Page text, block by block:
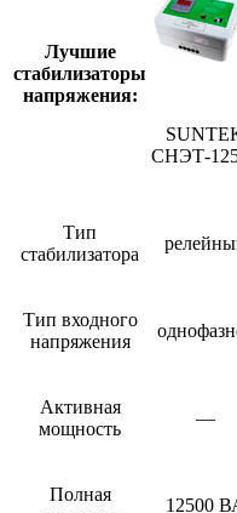
Лучшие
стабилизаторы
напряжения:
СНЭТ-
Тип
стабилизатора
Тип входного
напряжения
Активная
мощность
—
Полная
12500